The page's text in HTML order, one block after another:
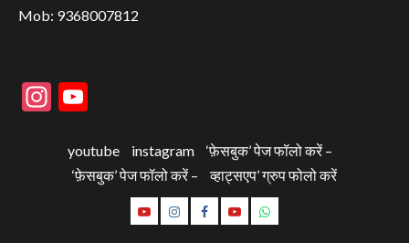
Mob: 9368007812
Instagram
youtube instagram
‘फ़ेसबुक’ पेज फॉलो करें –
‘फ़ेसबुक’ पेज फॉलो करें –
व्हाट्सएप’ ग्रुप फोलो करें
youtubeinstagram
‘फ़ेसबुक’‘फ़ेसबुक’व्हाट्सएप’